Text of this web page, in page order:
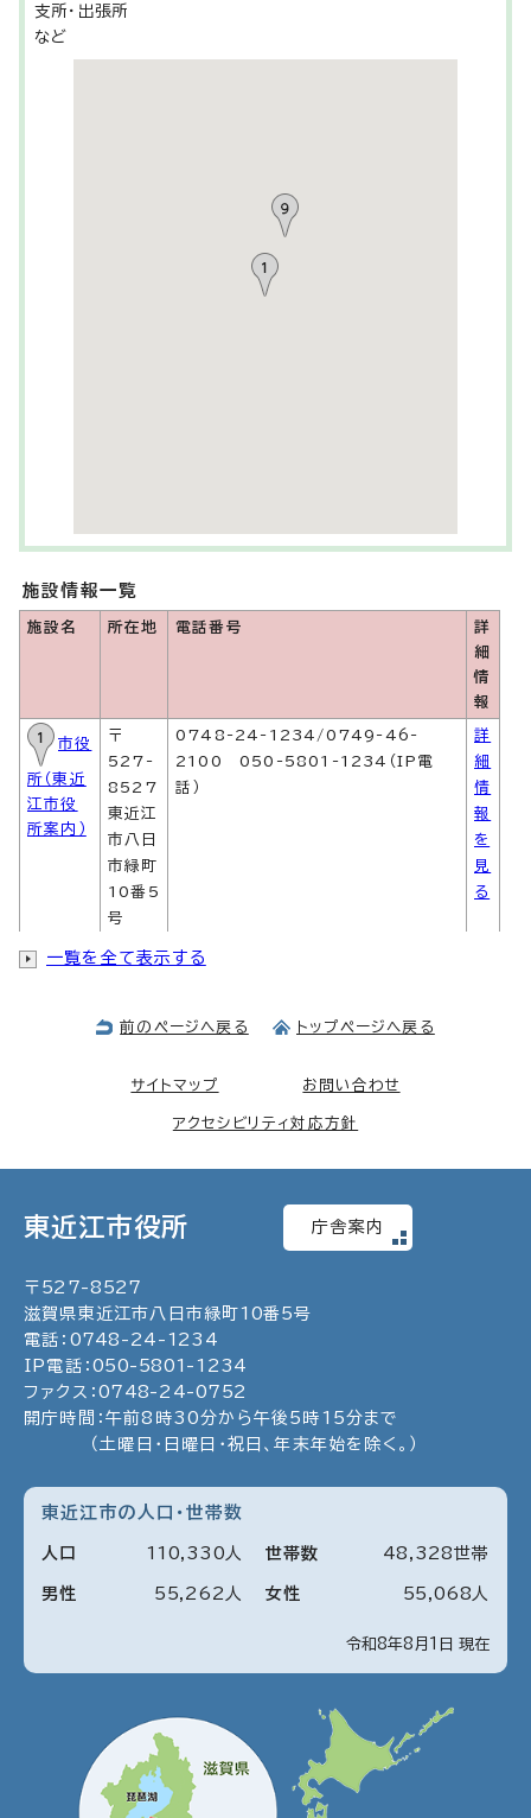
支所・出張所
など
施設情報一覧
施設名 所在地 電話番号
詳
細
情
報
市役
所（東近
江市役
所案内）
〒
527-
8527
東近江
市八日
市緑町
10番5
号
0748-24-1234/0749-46-
2100 050-5801-1234（IP電
話）
詳
細
情
報
を
見
る
永源
〒
東近江
0748-27-1121（代表） 050-
荘支所
〒
1492
町318
0748-48-3111（代表） 050-
詳
愛東
支所
〒
527-
0162
市妹町
29番
0749-46-0211（代表） 050-
5801-0211（IP電話）
を
る
湖東
505
番地
5801-0511（IP電話）
細
報
能登
0748-42-1331（代表） 050-
一覧を全て表示する
前のページへ戻る トップページへ戻る
サイトマップ お問い合わせ
アクセシビリティ対応方針
東近江市役所 庁舎案内
〒 527-8527
滋賀県東近江市八日市緑町10番5号
電話： 0748 - 24 - 1234
IP電話： 050- 5801 - 1234
ファクス： 0748- 24-0752
開庁時間：午前8時30分から午後5時15分まで
（土曜日・日曜日・祝日、年末年始を除く。）
東近江市の人口・世帯数
令和8年8月1日 現在
人口 110 330 人
男性 55 262 人 女性 55 068 人
世帯数 48 328世帯